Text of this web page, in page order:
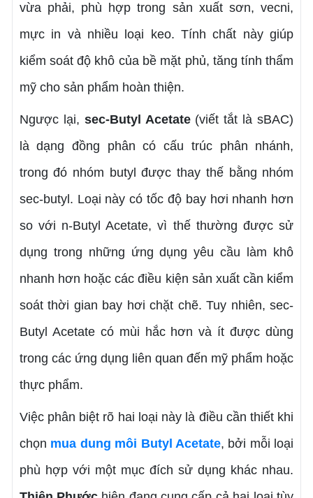
vừa phải, phù hợp trong sản xuất sơn, vecni,
mực in và nhiều loại keo. Tính chất này giúp
kiểm soát độ khô của bề mặt phủ, tăng tính thẩm
mỹ cho sản phẩm hoàn thiện.
Ngược lại, sec-Butyl Acetate(viết tắt là sBAC)
là dạng đồng phân có cấu trúc phân nhánh,
trong đó nhóm butyl được thay thế bằng nhóm
sec-butyl. Loại này có tốc độ bay hơi nhanh hơn
so với n-Butyl Acetate, vì thế thường được sử
dụng trong những ứng dụng yêu cầu làm khô
nhanh hơn hoặc các điều kiện sản xuất cần kiểm
soát thời gian bay hơi chặt chẽ. Tuy nhiên, sec-
Butyl Acetate có mùi hắc hơn và ít được dùng
trong các ứng dụng liên quan đến mỹ phẩm hoặc
thực phẩm.
Việc phân biệt rõ hai loại này là điều cần thiết khi
chọn mua dung môi Butyl Acetate, bởi mỗi loại
phù hợp với một mục đích sử dụng khác nhau.